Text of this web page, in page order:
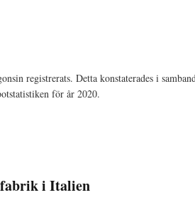
registrerats. Detta konstaterades i
för år 2020.
fabrik i Italien